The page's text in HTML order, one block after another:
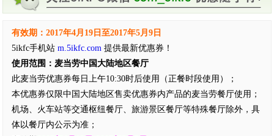
有效期：2017年4月19日至2017年5月9日
5ikfc手机站 m.5ikfc.com 提供最新优惠券！
使用范围：麦当劳中国大陆地区餐厅
此麦当劳优惠券每日上午10:30时后使用（正餐时段使用）；
本优惠券仅限中国大陆地区售卖优惠券内产品的麦当劳餐厅使用；
机场、火车站等交通枢纽餐厅、旅游景区餐厅等特殊餐厅除外，具
体以餐厅内公示为准；